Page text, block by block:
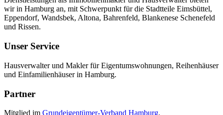
wir in Hamburg an, mit Schwerpunkt für die Stadtteile Eimsbüttel,
Eppendorf, Wandsbek, Altona, Bahrenfeld, Blankenese Schenefeld
und Rissen.
Unser Service
Hausverwalter und Makler für Eigentumswohnungen, Reihenhäuser
und Einfamilienhäuser in Hamburg.
Partner
Mitglied im Grundeigentümer-Verband Hamburg.